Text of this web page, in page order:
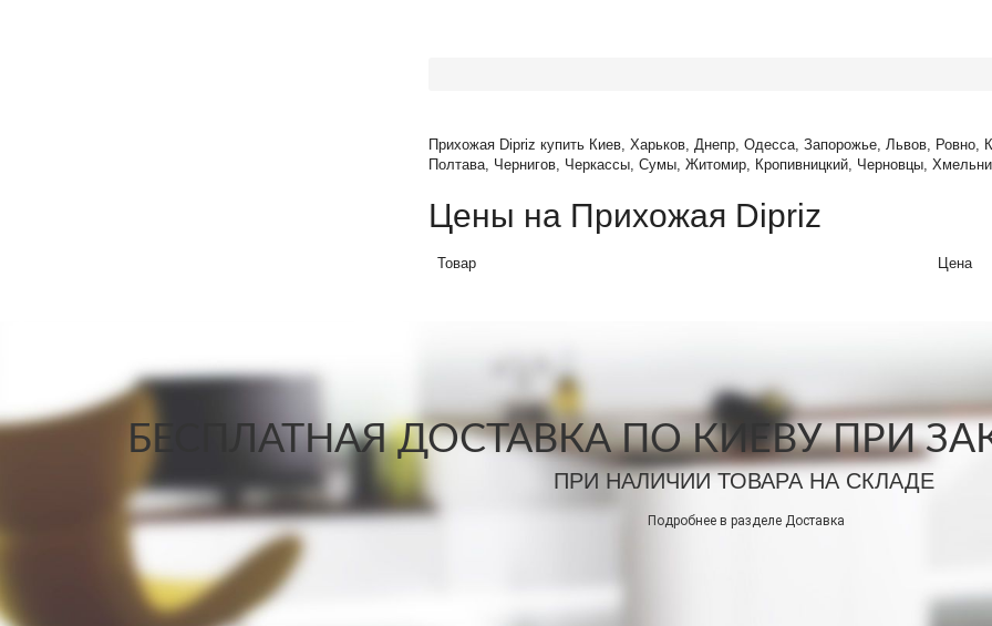
Прихожая Dipriz купить Киев, Харьков, Днепр, Одесса, Запорожье, Львов, Ровно,
Полтава, Чернигов, Черкассы, Сумы, Житомир, Кропивницкий, Черновцы,
Цены на Прихожая Dipriz
Товар Цена
БЕСПЛАТНАЯ ДОСТАВКА ПО КИЕВУ ПРИ
ПРИ НАЛИЧИИ ТОВАРА НА СКЛАДЕ
Подробнее в разделе Доставка